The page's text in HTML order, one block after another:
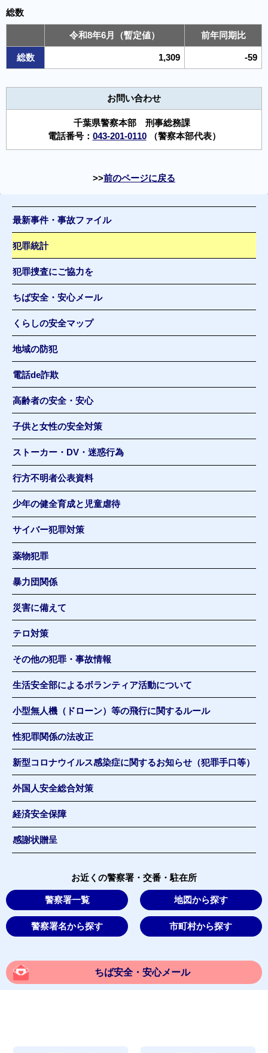
総数
令和8年6月（暫定値） 前年同期比
総数 1,309 -59
お問い合わせ
千葉県警察本部 刑事総務課
電話番号： 043-201-0110（警察本部代表）
前のページに戻る
最新事件・事故ファイル
犯罪統計
犯罪捜査にご協力を
ちば安全・安心メール
くらしの安全マップ
地域の防犯
電話de詐欺
高齢者の安全・安心
子供と女性の安全対策
ストーカー・DV・迷惑行為
行方不明者公表資料
少年の健全育成と児童虐待
サイバー犯罪対策
薬物犯罪
暴力団関係
災害に備えて
テロ対策
その他の犯罪・事故情報
生活安全部によるボランティア活動について
小型無人機（ドローン）等の飛行に関するルール
性犯罪関係の法改正
新型コロナウイルス感染症に関するお知らせ（犯罪手口等）
外国人安全総合対策
経済安全保障
感謝状贈呈
お近くの警察署・交番・駐在所
警察署一覧 地図から探す
警察署名から探す 市町村から探す
ちば安全・安心メール